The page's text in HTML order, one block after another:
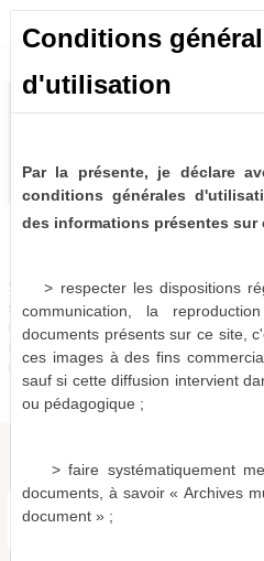
Bulletins et journaux
Sources historiques précieuses, les
sont désormais partiellement
moment, seules les périodes 1963-
actuellement numérisées et
disposition dans les mois qui viennent.
Bulletins et journaux
Conditions
d'utilisation
Par la présente, je déclare
conditions générales
des informations présentes sur
> respecter les dispositions
communication, la
documents présents sur ce site,
ces images à des fins
sauf si cette diffusion intervient
ou pédagogique ;
> faire systématiquement
documents, à savoir « Archives
document » ;